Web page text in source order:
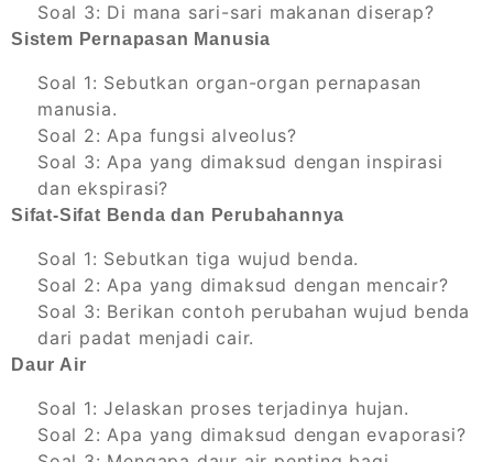
Soal 3: Di mana sari-sari makanan diserap?
Sistem Pernapasan Manusia
Soal 1: Sebutkan organ-organ pernapasan
manusia.
Soal 2: Apa fungsi alveolus?
Soal 3: Apa yang dimaksud dengan inspirasi
dan ekspirasi?
Sifat-Sifat Benda dan Perubahannya
Soal 1: Sebutkan tiga wujud benda.
Soal 2: Apa yang dimaksud dengan mencair?
Soal 3: Berikan contoh perubahan wujud benda
dari padat menjadi cair.
Daur Air
Soal 1: Jelaskan proses terjadinya hujan.
Soal 2: Apa yang dimaksud dengan evaporasi?